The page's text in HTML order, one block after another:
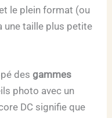
le plein format (ou
une taille plus petite
des gammes
photo avec un
DC signifie que